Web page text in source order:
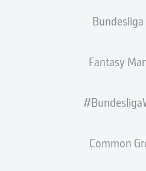
Fantasy
Common